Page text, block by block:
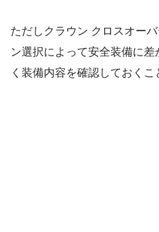
ただしクラウン クロスオー
ン選択によって安全装備に
く装備内容を確認しておくこ